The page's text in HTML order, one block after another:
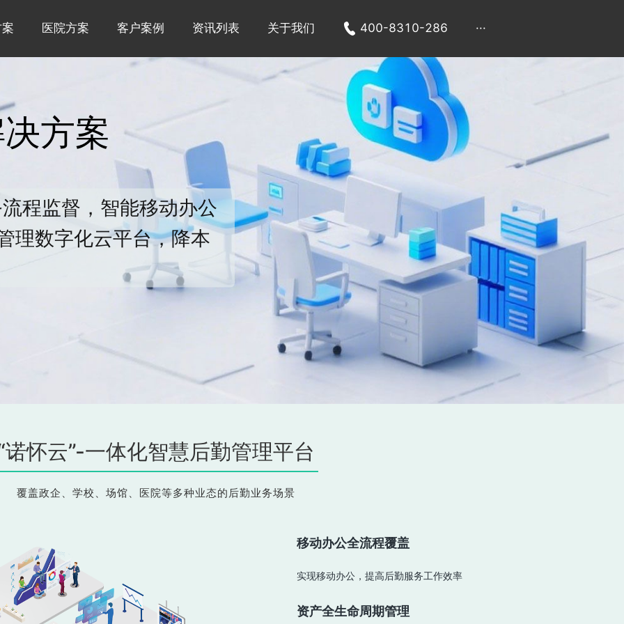
医院方案 客户案例 资讯列表 关于我们 400-8310-286 ···
方案
程监督，智能移动办公
理数字化云平台，降本
诺怀云”-一体化智慧后勤管理平台
覆盖政企、学校、场馆、医院等多种业态的后勤业务场景
移动办公全流程覆盖
资产全生命周期管理